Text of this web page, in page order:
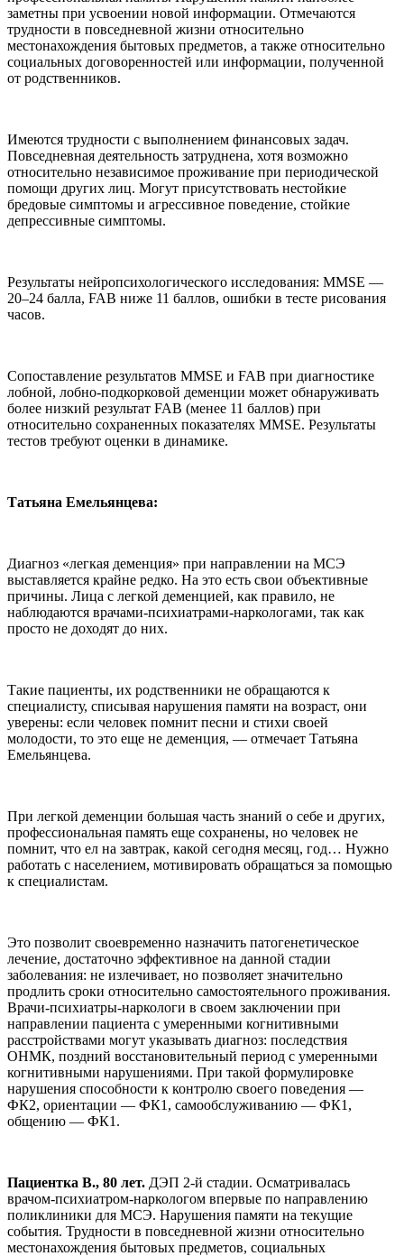
заметны при усвоении новой информации. Отмечаются
трудности в повседневной жизни относительно
местонахождения бытовых предметов, а также относительно
социальных договоренностей или информации, полученной
от родственников.
Имеются трудности с выполнением финансовых задач.
Повседневная деятельность затруднена, хотя возможно
относительно независимое проживание при периодической
помощи других лиц. Могут присутствовать нестойкие
бредовые симптомы и агрессивное поведение, стойкие
депрессивные симптомы.
Результаты нейропсихологического исследования: MMSE —
20–24 балла, FAB ниже 11 баллов, ошибки в тесте рисования
часов.
Сопоставление результатов MMSE и FAB при диагностике
лобной, лобно-подкорковой деменции может обнаруживать
более низкий результат FAB (менее 11 баллов) при
относительно сохраненных показателях MMSE. Результаты
тестов требуют оценки в динамике.
Татьяна Емельянцева:
Диагноз «легкая деменция» при направлении на МСЭ
выставляется крайне редко. На это есть свои объективные
причины. Лица с легкой деменцией, как правило, не
наблюдаются врачами-психиатрами-наркологами, так как
просто не доходят до них.
Такие пациенты, их родственники не обращаются к
специалисту, списывая нарушения памяти на возраст, они
уверены: если человек помнит песни и стихи своей
молодости, то это еще не деменция, — отмечает Татьяна
Емельянцева.
При легкой деменции большая часть знаний о себе и других,
профессиональная память еще сохранены, но человек не
помнит, что ел на завтрак, какой сегодня месяц, год… Нужно
работать с населением, мотивировать обращаться за помощью
к специалистам.
Это позволит своевременно назначить патогенетическое
лечение, достаточно эффективное на данной стадии
заболевания: не излечивает, но позволяет значительно
продлить сроки относительно самостоятельного проживания.
Врачи-психиатры-наркологи в своем заключении при
направлении пациента с умеренными когнитивными
расстройствами могут указывать диагноз: последствия
ОНМК, поздний восстановительный период с умеренными
когнитивными нарушениями. При такой формулировке
нарушения способности к контролю своего поведения —
ФК2, ориентации — ФК1, самообслуживанию — ФК1,
общению — ФК1.
Пациентка В., 80 лет. ДЭП 2-й стадии. Осматривалась
врачом-психиатром-наркологом впервые по направлению
поликлиники для МСЭ. Нарушения памяти на текущие
события. Трудности в повседневной жизни относительно
местонахождения бытовых предметов, социальных